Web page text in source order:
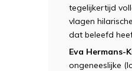
tegelijkertijd
vlagen
dat beleefd
Eva Hermans-
ongeneeslijke